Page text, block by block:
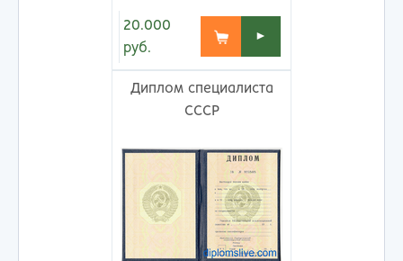
20.000
руб.
►
Диплом специалиста
СССР